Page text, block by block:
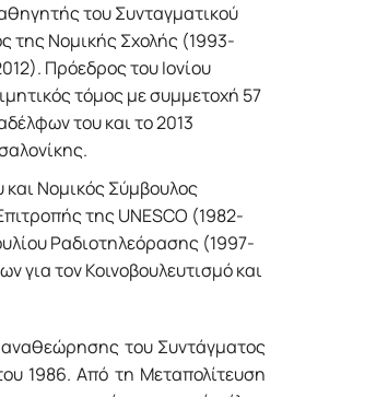
του Συνταγματικού
της Νομικής Σχολής (1993-
Πρόεδρος του Ιονίου
τόμος με συμμετοχή 57
του και το 2013
Νομικός Σύμβουλος
της UNESCO (1982-
Ραδιοτηλεόρασης (1997-
για τον Κοινοβουλευτισμό και
του Συντάγματος
1986. Από τη Μεταπολίτευση